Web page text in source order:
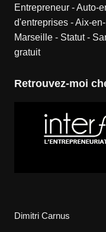
Entrepreneur-Auto-
d'entreprises-Aix-
Marseille- Statut-
gratuit
Retrouvez-moi
Dimitri Carnus